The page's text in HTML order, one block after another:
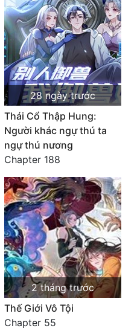
28 ngày trước
Thái Cổ Thập Hung:
Người khác ngự thú ta
ngự thú nương
Chapter 188
2 tháng trước
Thế Giới Vô Tội
Chapter 55